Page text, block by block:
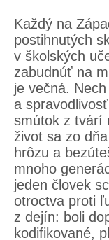
Každý na
postihnutých
v školských
zabudnúť na
je večná.
a
smútok z tvárí
život sa zo
hrôzu a
mnoho
jeden človek
otroctva proti
z dejín: boli
kodifikované,